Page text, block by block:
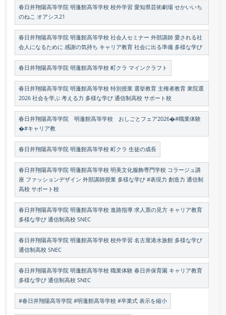
春日井翔陽高等学院 明蓬館高等学校 校外学習 愛知県芸術劇場 せかいいち
のねこ オアシス21
春日井翔陽高等学院 明蓬館高等学校 社会人セミナー 外部講師 愛される社
会人になるために 感謝の気持ち キャリア教育 社会に出る準備 多様な学び
春日井翔陽高等学院 明蓬館高等学校 町クラ マインクラフト
春日井翔陽高等学院 明蓬館高等学校 特別授業 選挙教育 主権者教育 衆院選
2026 社会を学ぶ 考える力 多様な学び 通信制高校 サポート校
春日井翔陽高等学院 明蓬館高等学校 おしごとフェア2026�#職業体験
�#キャリア教
春日井翔陽高等学院 明蓬館高等学校 町クラ 生徒の成長
春日井翔陽高等学院 明蓬館高等学校 明美文化服飾専門学校 コラージュ講
座 ファッションデザイン 外部講師授業 多様な学び #表現力 創造力 通信制
高校 サポート校
春日井翔陽高等学院 明蓬館高等学校 進路指導 求人票の見方 キャリア教育
多様な学び 通信制高校 SNEC
春日井翔陽高等学院 明蓬館高等学校 校外学習 名古屋港水族館 多様な学び
通信制高校 SNEC
春日井翔陽高等学院 明蓬館高等学校 職業体験 春日井保育園 キャリア教育
多様な学び 通信制高校 SNEC
#春日井翔陽高等学院 #明蓬館高等学校 #卒業式 表示を縮小